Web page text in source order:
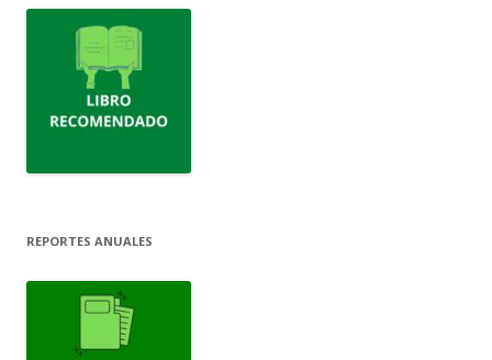
REPORTES ANUALES